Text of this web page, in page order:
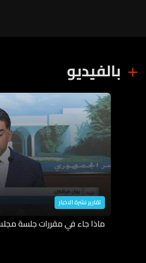
بالفيديو
تقارير نشرة الاخبار
ماذا جاء في مقررات جلسة